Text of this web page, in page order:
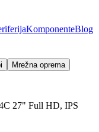
KomponenteBlog
Mrežna oprema
27" Full HD, IPS